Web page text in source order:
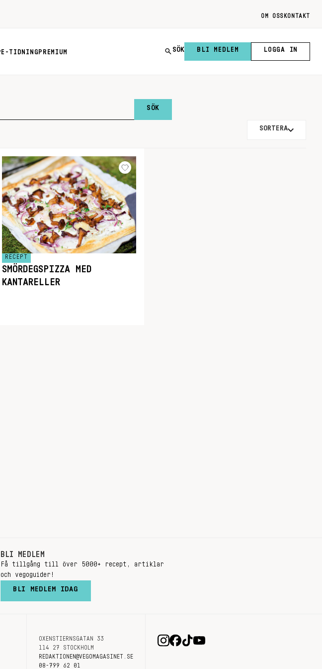
OM OSS KONTAKT
E-TIDNING PREMIUM SÖK BLI MEDLEM LOGGA IN
SORTERA
RECEPT
SMÖRDEGSPIZZA MED
KANTARELLER
BLI MEDLEM
Få tillgång till över 5000+ recept, artiklar
och vegoguider!
BLI MEDLEM IDAG
OXENSTIERNSGATAN 33
114 27 STOCKHOLM
REDAKTIONEN@VEGOMAGASINET.SE
08-799 62 01